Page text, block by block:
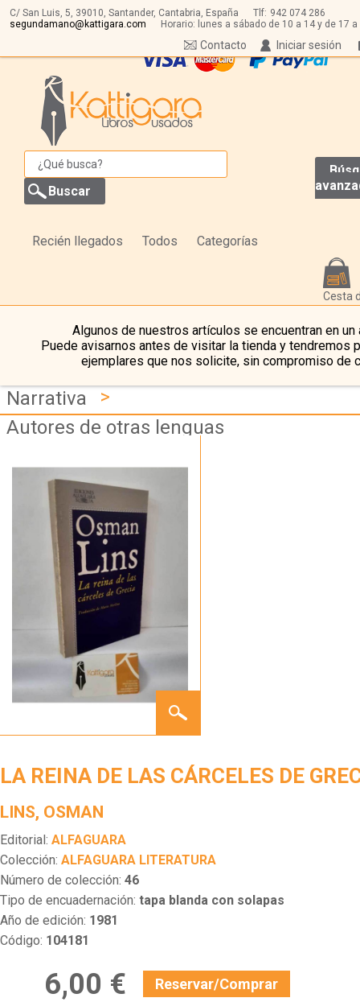
C/ San Luis, 5, 39010, Santander, Cantabria, España Tlf: 942 074 286
segundamano@kattigara.com
Horario: lunes a sábado de 10 a 14 y de 17 a
Iniciar sesión
Contacto
Recién llegados Todos Categorías
Cesta
Algunos de nuestros artículos se encuentran en un
Puede avisarnos antes de visitar la tienda y tendremos
ejemplares que nos solicite, sin compromiso de
Narrativa
>
Autores de otras lenguas
REINA
GRECIA
LA REINA DE LAS CÁRCELES DE
LINS, OSMAN
Editorial: ALFAGUARA
Colección: ALFAGUARA LITERATURA
Número de colección: 46
Tipo de encuadernación: tapa blanda con solapas
Año de edición: 1981
Código: 104181
6,00 € Reservar/Comprar